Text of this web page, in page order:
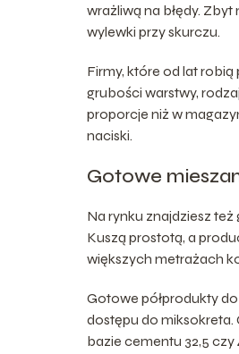
wrażliwą na błędy.
wylewki przy skurczu.
Firmy, które od lat
grubości warstwy,
proporcje niż w
naciski.
Gotowe
Na rynku znajdziesz
Kuszą prostotą, a
większych metrażach
Gotowe półprodukty
dostępu do miksokreta.
bazie cementu 32,5